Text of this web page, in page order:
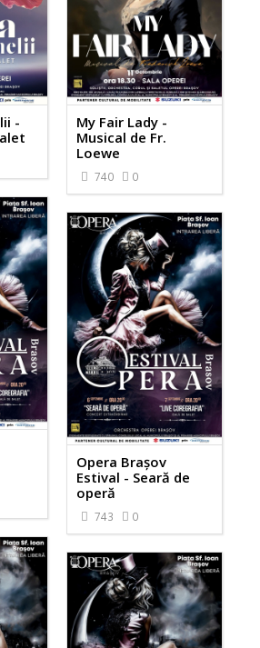
-
My Fair Lady -
Musical de Fr.
Loewe
740 0
Opera Brașov
Estival - Seară de
operă
743 0